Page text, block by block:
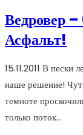
Ведровер
Асфальт!
15.11.2011 В пески
наше решение!
темноте
только поток…